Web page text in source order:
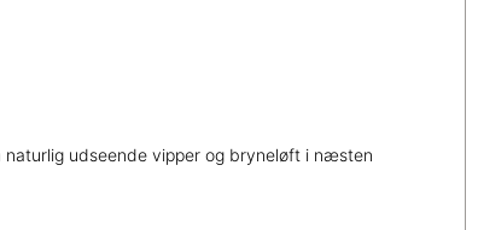
naturlig udseende vipper og bryneløft i næsten